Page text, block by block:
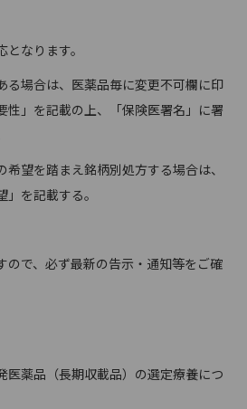
なります。
場合は、医薬品毎に変更不可欄に印
性」を記載の上、「保険医署名」に署
望を踏まえ銘柄別処方する場合は、
を記載する。
ので、必ず最新の告示・通知等をご確
医薬品（長期収載品）の選定療養につ